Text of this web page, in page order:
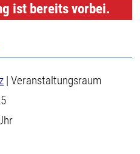
ist bereits vorbei.
| Veranstaltungsraum